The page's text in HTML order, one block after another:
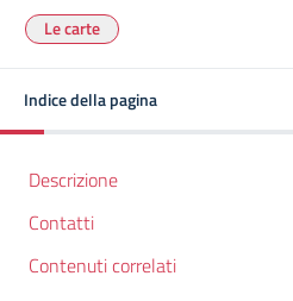
Le carte
Indice della pagina
Descrizione
Contatti
Contenuti correlati